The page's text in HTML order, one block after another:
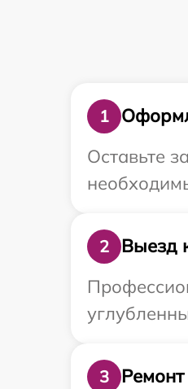
1
Оставьте
2
Выезд
3
Ремонт